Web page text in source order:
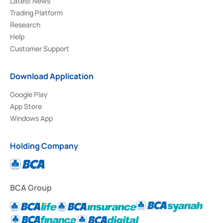
Trading Platform
Research
Help
Customer Support
Download Application
Google Play
App Store
Windows App
Holding Company
BCA Group